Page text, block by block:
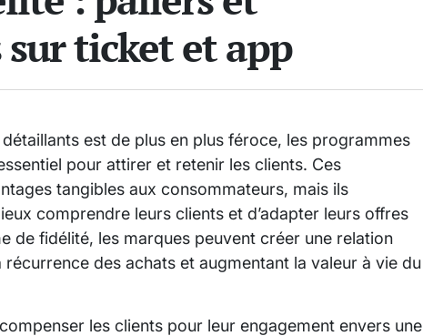
sur ticket et app
est de plus en plus féroce, les programmes
pour attirer et retenir les clients. Ces
tangibles aux consommateurs, mais ils
comprendre leurs clients et d’adapter leurs offres
de fidélité, les marques peuvent créer une relation
des achats et augmentant la valeur à vie du
les clients pour leur engagement envers une